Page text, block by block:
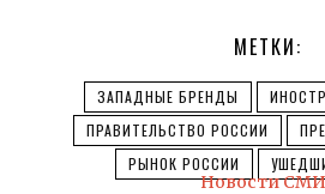
МЕТКИ:
ЗАПАДНЫЕ БРЕНДЫ
ПРАВИТЕЛЬСТВО РОССИИ
РЫНОК РОССИИ
Новости